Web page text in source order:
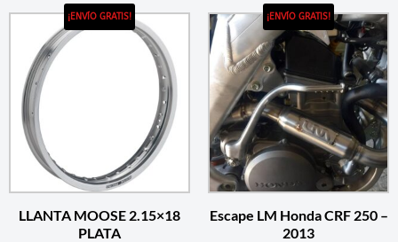
¡ENVÍO GRATIS!
LLANTA MOOSE 2.15×18
PLATA
¡ENVÍO GRATIS!
Escape LM Honda CRF 250 –
2013